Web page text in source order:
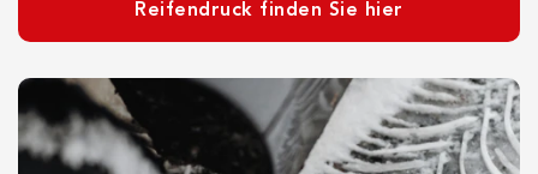
Reifendruck finden Sie hier